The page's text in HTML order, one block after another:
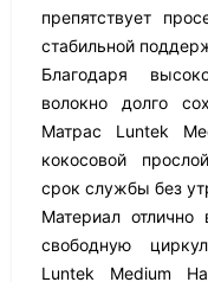
препятствует
стабильной
Благодаря
волокно долго
Матрас Luntek
кокосовой
срок службы без
Материал отлично
свободную
Luntek Medium